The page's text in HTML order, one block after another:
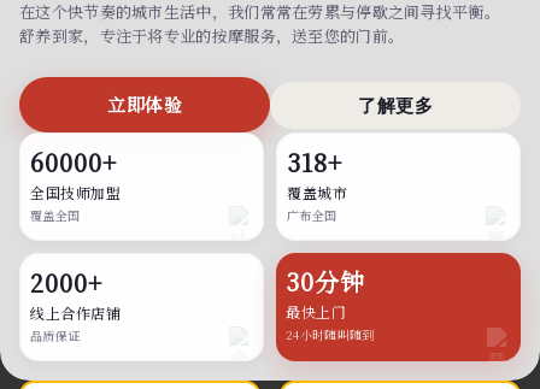
在这个快节奏的城市生活中，我们常常在劳累与停歇之间寻找平衡。
舒养到家，专注于将专业的按摩服务，送至您的门前。
立即体验 了解更多
60000+
全国技师加盟
覆盖全国
318+
覆盖城市
广布全国
2000+
线上合作店铺
品质保证
30分钟
最快上门
24小时随叫随到